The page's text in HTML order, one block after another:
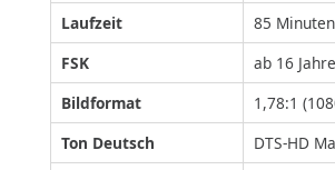
Laufzeit
85 Minuten
FSK
ab 16
Bildformat
1,78:1
Ton Deutsch
DTS-HD